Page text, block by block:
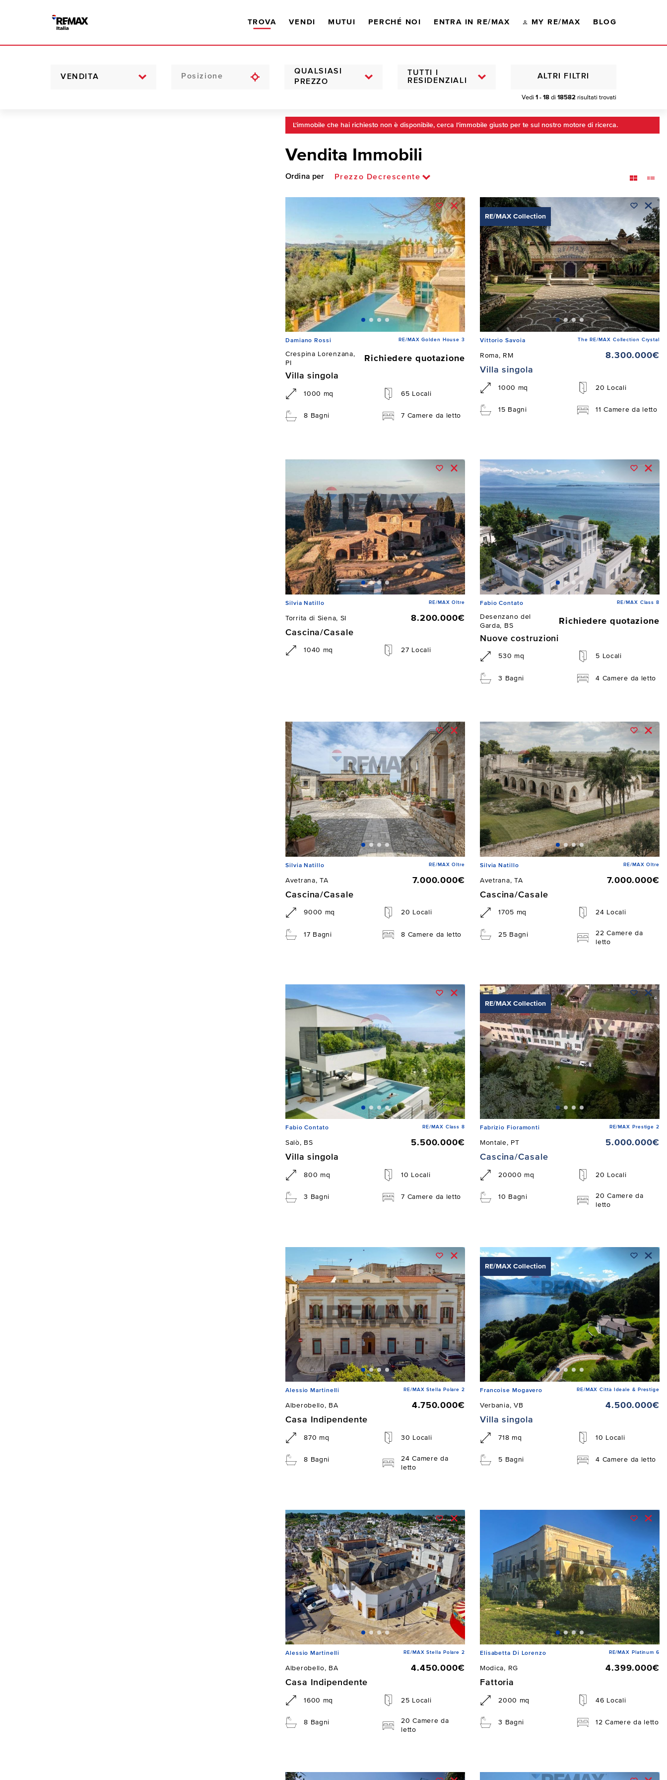
TROVA VENDI MUTUI PERCHÉ NOI ENTRA IN RE/MAX MY RE/MAX BLOG
VENDITA
QUALSIASI
PREZZO
TUTTI I
RESIDENZIALI
Vedi 1 - 18 di 18582 risultati trovati
ALTRI FILTRI
L'immobile che hai richiesto non è disponibile, cerca l'immobile giusto per te sul nostro motore di ricerca.
Vendita Immobili
Ordina per Prezzo Decrescente
Damiano Rossi RE/MAX Golden House 3
Crespina Lorenzana,
PI
Richiedere quotazione
Villa singola
1000 mq 65 Locali
8 Bagni 7 Camere da letto
RE/MAX Collection
Vittorio Savoia The RE/MAX Collection Crystal
Roma, RM
8.300.000€
Villa singola
1000 mq 20 Locali
15 Bagni 11 Camere da letto
Silvia Natillo RE/MAX Oltre
Torrita di Siena, SI
8.200.000€
Cascina/Casale
1040 mq 27 Locali
Fabio Contato RE/MAX Class 8
Desenzano del
Garda, BS
Richiedere quotazione
Nuove costruzioni
530 mq 5 Locali
3 Bagni 4 Camere da letto
Silvia Natillo RE/MAX Oltre
Avetrana, TA
7.000.000€
Cascina/Casale
9000 mq 20 Locali
17 Bagni 8 Camere da letto
Silvia Natillo RE/MAX Oltre
Avetrana, TA
7.000.000€
Cascina/Casale
1705 mq 24 Locali
25 Bagni
22 Camere da
letto
Fabio Contato RE/MAX Class 8
Salò, BS
5.500.000€
Villa singola
800 mq 10 Locali
3 Bagni 7 Camere da letto
RE/MAX Collection
Fabrizio Fioramonti RE/MAX Prestige 2
Montale, PT
5.000.000€
Cascina/Casale
20000 mq 20 Locali
10 Bagni
20 Camere da
letto
Alessio Martinelli RE/MAX Stella Polare 2
Alberobello, BA
4.750.000€
Casa Indipendente
870 mq 30 Locali
8 Bagni
24 Camere da
letto
RE/MAX Collection
Francoise Mogavero RE/MAX Città Ideale & Prestige
Verbania, VB
4.500.000€
Villa singola
718 mq 10 Locali
5 Bagni 4 Camere da letto
Alessio Martinelli RE/MAX Stella Polare 2
Alberobello, BA
4.450.000€
Casa Indipendente
1600 mq 25 Locali
8 Bagni
20 Camere da
letto
Elisabetta Di Lorenzo RE/MAX Platinum 6
Modica, RG
4.399.000€
Fattoria
2000 mq 46 Locali
3 Bagni 12 Camere da letto